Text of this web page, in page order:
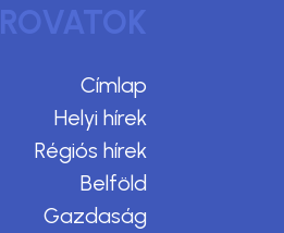
ROVATOK
Címlap
Helyi hírek
Régiós hírek
Belföld
Gazdaság